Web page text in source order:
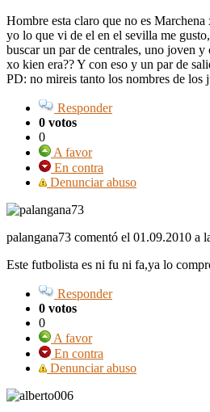
Hombre esta claro que no es
yo lo que vi de el en el sevilla me
buscar un par de centrales, uno joven
xo kien era?? Y con eso y un par de
PD: no mireis tanto los nombres de los
Responder
0 votos
0
A favor
En contra
Denunciar abuso
palangana73 comentó el 01.09.2010 a
Este futbolista es ni fu ni fa,ya lo
Responder
0 votos
0
A favor
En contra
Denunciar abuso